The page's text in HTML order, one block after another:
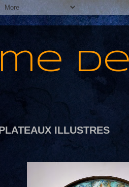
ILLUSTRES